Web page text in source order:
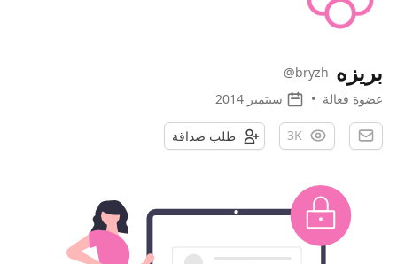
بريزه @bryzh
عضوة فعالة • سبتمبر 2014
3K طلب صداقة